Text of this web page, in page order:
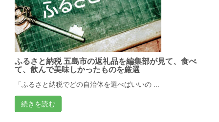
ふるさと納税 五島市の返礼品を編集部が見て、食べ
て、飲んで美味しかったものを厳選
「ふるさと納税でどの自治体を選べばいいの ...
続きを読む